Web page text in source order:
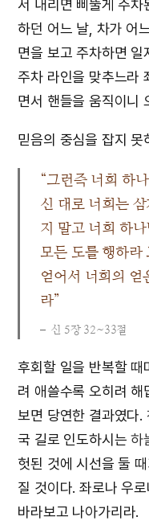
서 내리면 삐뚤게 주차
하던 어느 날, 차가 어
면을 보고 주차하면
주차 라인을 맞추느라
면서 핸들을 움직이니
믿음의 중심을 잡지 못
“그런즉 너희 하
신 대로 너희는
지 말고 너희 하
모든 도를 행하라
얻어서 너희의 얻
라”
신 5장 32~33절
후회할 일을 반복할 때
려 애쓸수록 오히려 해
보면 당연한 결과였다.
국 길로 인도하시는하
헛된 것에 시선을 둘
질 것이다. 좌로나 우
바라보고 나아가리라.